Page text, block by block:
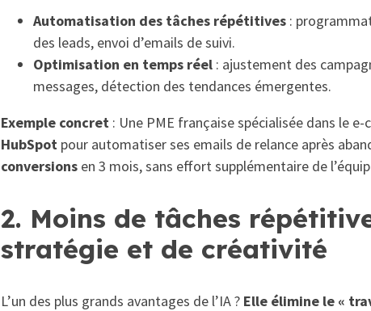
Automatisation des tâches répétitives :
des leads, envoi d’emails de suivi.
Optimisation en temps réel : ajustement des
messages, détection des tendances émergentes.
Exemple concret : Une PME française spécialisée dans le
HubSpot pour automatiser ses emails de relance après
conversions en 3 mois, sans effort supplémentaire de
2. Moins de tâches
stratégie et de créativité
L’un des plus grands avantages de l’IA ? Elle élimine le «